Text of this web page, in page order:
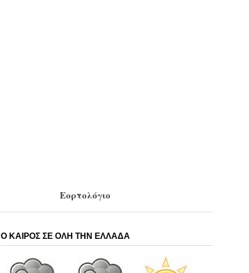
Εορτολόγιο
Ο ΚΑΙΡΟΣ ΣΕ ΟΛΗ ΤΗΝ ΕΛΛΑΔΑ